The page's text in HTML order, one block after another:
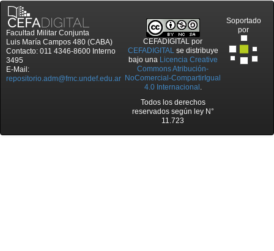
Facultad Militar Conjunta
Luis María Campos 480 (CABA)
Contacto: 011 4346-8600 Interno
3495
E-Mail:
repositorio.adm@fmc.undef.edu.ar
CEFADIGITAL por
CEFADIGITALse distribuye
bajo una Licencia Creative
Commons Atribución-
NoComercial-CompartirIgual
4.0 Internacional .
Todos los derechos
reservados según ley N°
11.723
Soportado
por